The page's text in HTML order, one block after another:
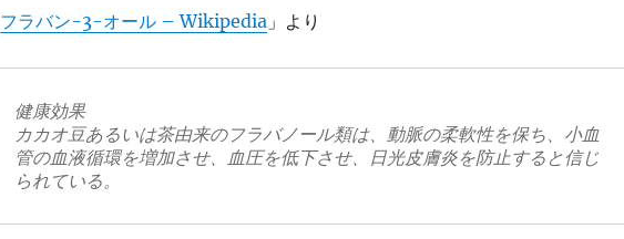
フラバン-3-オール – Wikipedia」より
健康効果
カカオ豆あるいは茶由来のフラバノール類は、動脈の柔軟性を保ち、小血
管の血液循環を増加させ、血圧を低下させ、日光皮膚炎を防止すると信じ
られている。